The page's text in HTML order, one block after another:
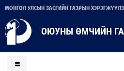
МОНГОЛ УЛСЫН ЗАСГИЙН ГАЗРЫН
ОЮУНЫ ӨМЧИЙН